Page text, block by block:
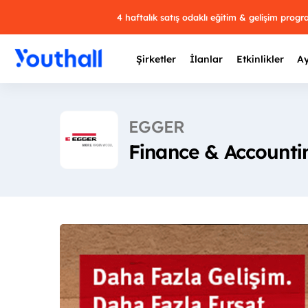
4 haftalık satış odaklı eğitim & gelişim
Şirketler İlanlar Etkinlikler
EGGER
Finance &